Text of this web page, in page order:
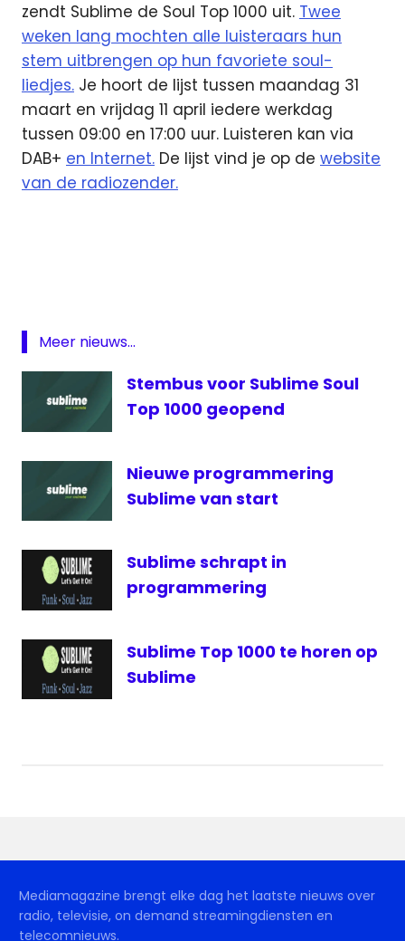
zendt Sublime de Soul Top 1000 uit. Twee
weken lang mochten alle luisteraars hun
stem uitbrengen op hun favoriete soul-
liedjes. Je hoort de lijst tussen maandag 31
maart en vrijdag 11 april iedere werkdag
tussen 09:00 en 17:00 uur. Luisteren kan via
DAB+ en Internet. De lijst vind je op de website
van de radiozender.
Top
1000
Meer nieuws...
Stembus voor Sublime Soul
Top 1000 geopend
Nieuwe programmering
Sublime van start
Sublime schrapt in
programmering
Sublime Top 1000 te horen op
Sublime
Mediamagazine brengt elke dag het laatste nieuws over
radio, televisie, on demand streamingdiensten en
telecomnieuws.